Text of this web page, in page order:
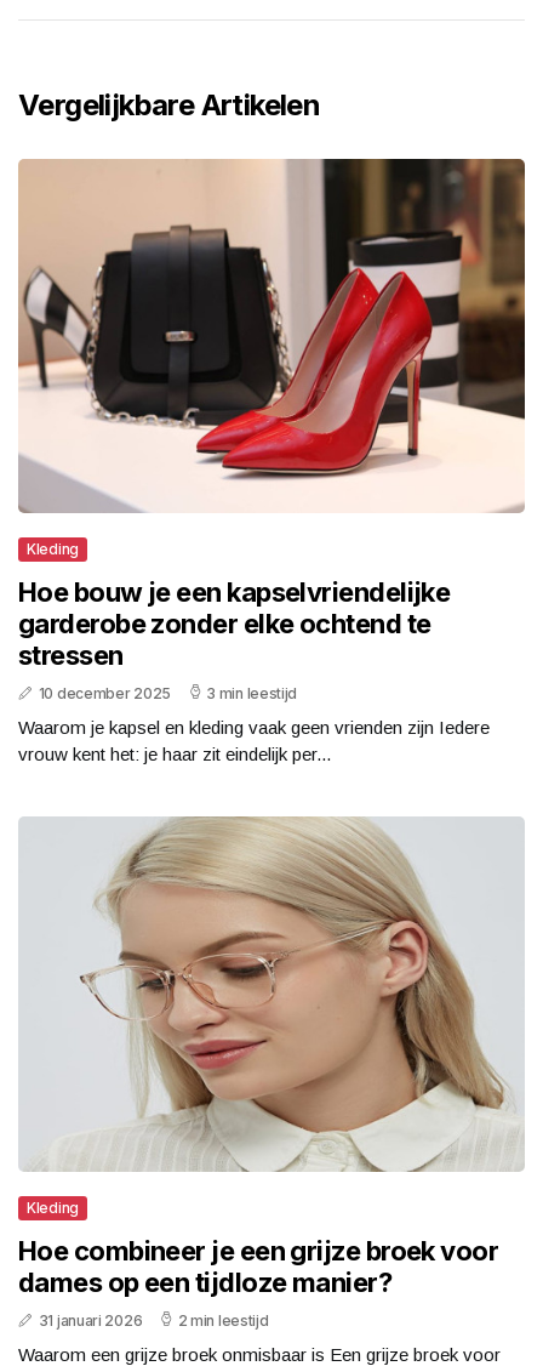
Vergelijkbare Artikelen
Kleding
Hoe bouw je een kapselvriendelijke
garderobe zonder elke ochtend te
stressen
10 december 2025 3 min leestijd
Waarom je kapsel en kleding vaak geen vrienden zijn Iedere
vrouw kent het: je haar zit eindelijk per...
Kleding
Hoe combineer je een grijze broek voor
dames op een tijdloze manier?
31 januari 2026 2 min leestijd
Waarom een grijze broek onmisbaar is Een grijze broek voor